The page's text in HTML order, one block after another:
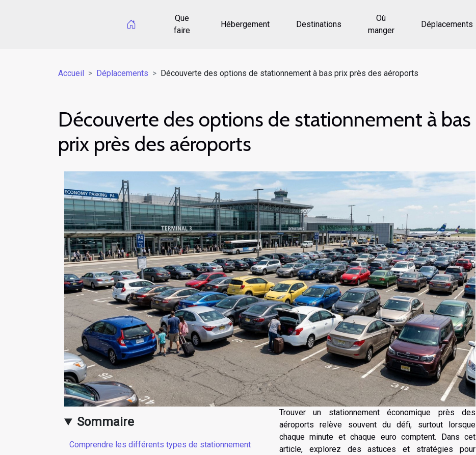
Que
faire
Hébergement Destinations
Où
manger
Déplacements
Accueil Déplacements Découverte des options de stationnement à bas prix près des aéroports
Découverte des options de stationnement à bas
prix près des aéroports
Sommaire
Comprendre les différents types de stationnement
Trouver un stationnement économique près des
aéroports relève souvent du défi, surtout lorsque
chaque minute et chaque euro comptent. Dans cet
article, explorez des astuces et stratégies pour